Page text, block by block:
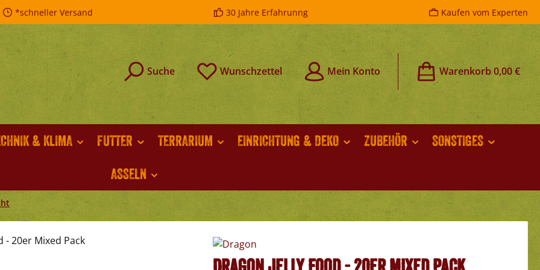
*schneller Versand 30 Jahre Erfahrunng Kaufen vom Experten
Suche Wunschzettel Mein Konto Warenkorb0,00 €
& KLIMA FUTTER TERRARIUM EINRICHTUNG & DEKO ZUBEHÖR
SONSTIGES
ASSELN